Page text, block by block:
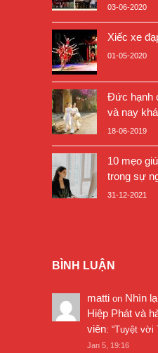
03-06-2020
Xiếc xe
01-05-2020
Đức hạnh
và nay
18-06-2019
10 mẹo
trong sự
31-12-2021
BÌNH LUẬN
matti on Nhìn
Hiệp Phát và
viên: “Tuyệt vời
Jan 5, 19:16